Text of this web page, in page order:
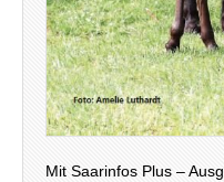
Mit Saarinfos Plus –